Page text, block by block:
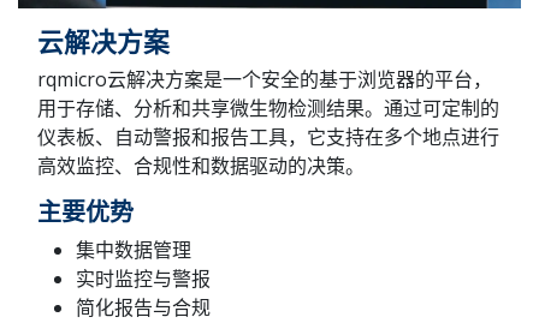
云解决方案
rqmicro云解决方案是一个安全的基于浏览器的平台，
用于存储、分析和共享微生物检测结果。通过可定制的
仪表板、自动警报和报告工具，它支持在多个地点进行
高效监控、合规性和数据驱动的决策。
主要优势
集中数据管理
实时监控与警报
简化报告与合规